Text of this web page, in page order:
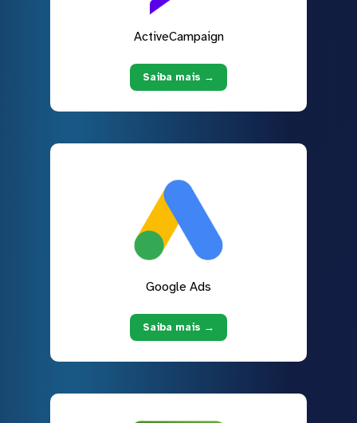
ActiveCampaign
Saiba mais →
Google Ads
Saiba mais →